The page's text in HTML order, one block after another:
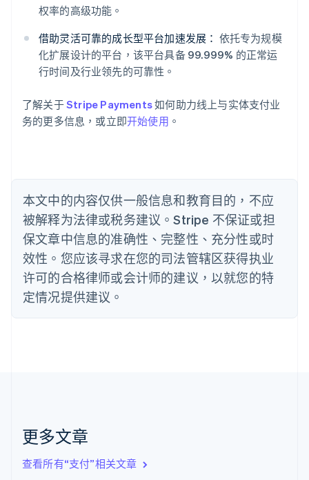
权率的高级功能。
借助灵活可靠的成长型平台加速发展： 依托专为规模
化扩展设计的平台，该平台具备 99.999% 的正常运
行时间及行业领先的可靠性。
了解关于Stripe Payments如何助力线上与实体支付业
务的更多信息，或立即开始使用 。
本文中的内容仅供一般信息和教育目的，不应
被解释为法律或税务建议。Stripe 不保证或担
保文章中信息的准确性、完整性、充分性或时
效性。您应该寻求在您的司法管辖区获得执业
许可的合格律师或会计师的建议，以就您的特
定情况提供建议。
更多文章
查看所有“支付”相关文章
爱沙尼亚
English
奥地利
DeutschEnglish
澳大利亚
English
PortuguêsEnglish
保加利亚
English
丹麦
English
德国
DeutschEnglish
法国
FrançaisEnglish
芬兰
EnglishSvenska
English
English